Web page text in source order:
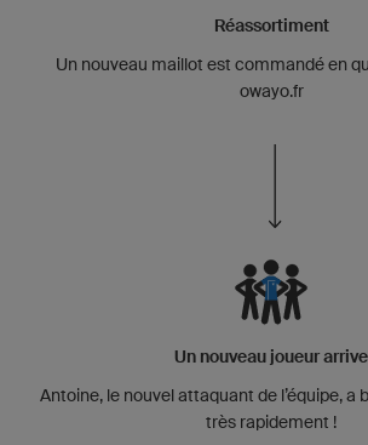
Réassortiment
Un nouveau maillot est commandé en
owayo.fr
Un nouveau joueur arrive
Antoine, le nouvel attaquant de l’équipe, a
très rapidement !